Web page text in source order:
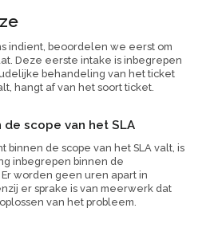
indient, beoordelen we eerst om
Deze eerste intake is inbegrepen
behandeling van het ticket
hangt af van het soort ticket.
de scope van het SLA
binnen de scope van het SLA valt, is
inbegrepen binnen de
worden geen uren apart in
er sprake is van meerwerk dat
van het probleem.